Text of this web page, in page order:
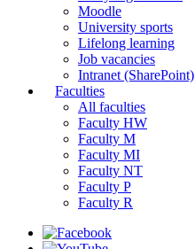
Moodle
University sports
Lifelong learning
Job vacancies
Intranet (SharePoint)
Faculties
All faculties
Faculty HW
Faculty M
Faculty MI
Faculty NT
Faculty P
Faculty R